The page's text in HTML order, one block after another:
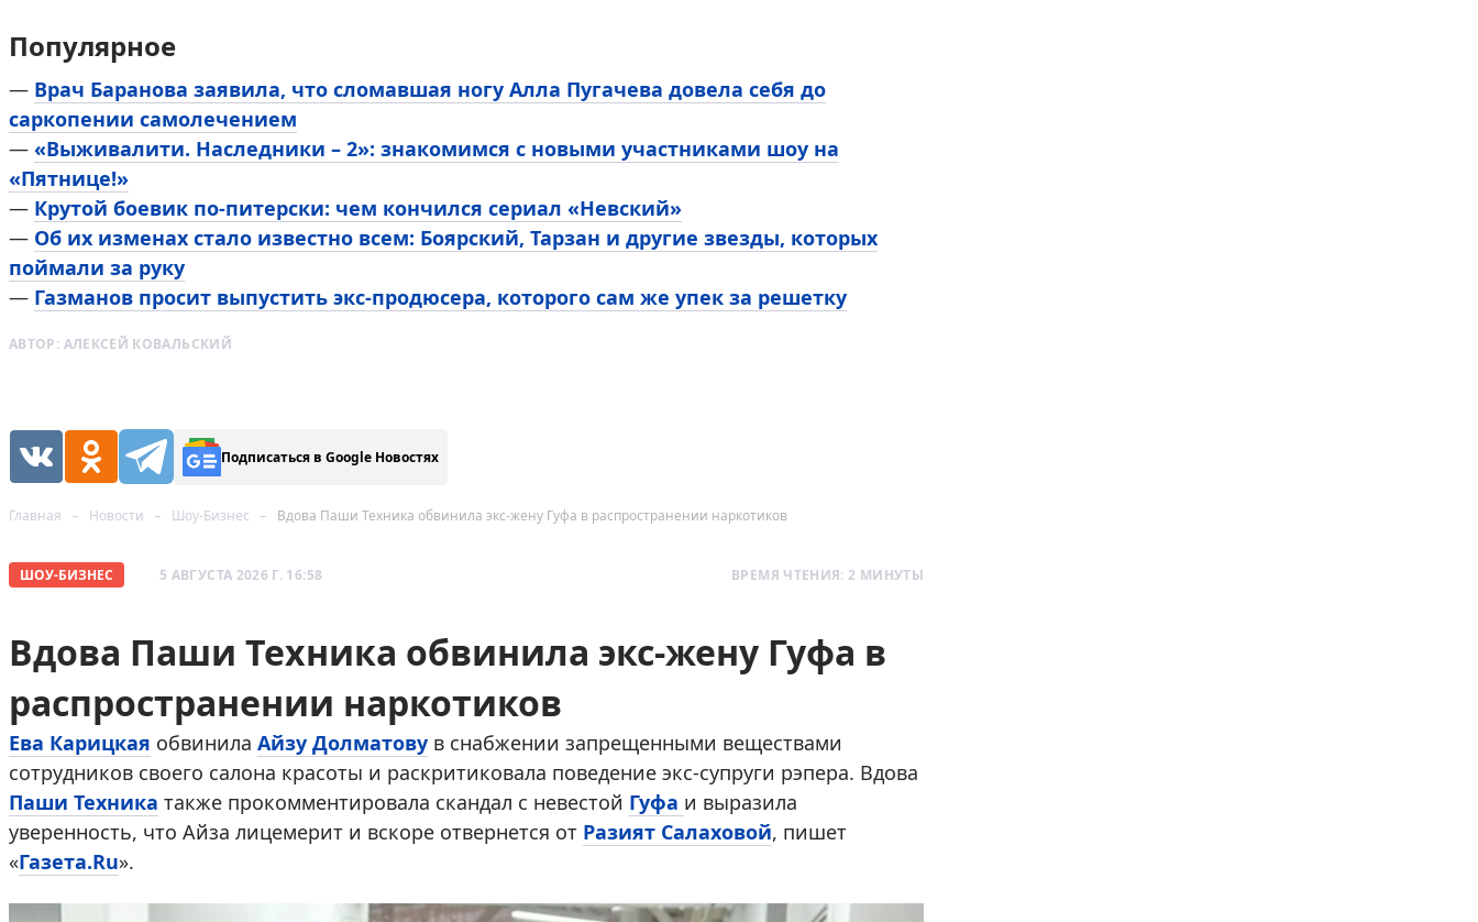
Популярное
— Врач Баранова заявила, что сломавшая ногу Алла Пугачева довела себя до
саркопении самолечением
— «Выживалити. Наследники – 2»: знакомимся с новыми участниками шоу на
«Пятнице!»
— Крутой боевик по-питерски: чем кончился сериал «Невский»
— Об их изменах стало известно всем: Боярский, Тарзан и другие звезды, которых
поймали за руку
— Газманов просит выпустить экс-продюсера, которого сам же упек за решетку
АВТОР: АЛЕКСЕЙ КОВАЛЬСКИЙ
Подписаться в Google Новостях
Главная Новости Шоу-Бизнес Вдова Паши Техника обвинила экс-жену Гуфа в распространении наркотиков
ШОУ-БИЗНЕС 5 АВГУСТА 2026 Г. 16:58 ВРЕМЯ ЧТЕНИЯ: 2 МИНУТЫ
Вдова Паши Техника обвинила экс-жену Гуфа в
распространении наркотиков
Ева Карицкая обвинила Айзу Долматову в снабжении запрещенными веществами
сотрудников своего салона красоты и раскритиковала поведение экс-супруги рэпера. Вдова
Паши Техника также прокомментировала скандал с невестой Гуфа и выразила
уверенность, что Айза лицемерит и вскоре отвернется от Разият Салаховой, пишет
«Газета.Ru».